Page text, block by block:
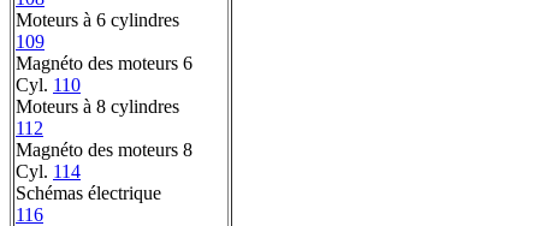
Moteurs à 6 cylindres
109
Magnéto des moteurs 6
Cyl. 110
Moteurs à 8 cylindres
112
Magnéto des moteurs 8
Cyl. 114
Schémas électrique
116